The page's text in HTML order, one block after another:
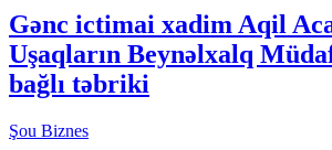
Gənc ictimai xadim Aqil
Uşaqların Beynəlxalq
bağlı təbriki
Şou Biznes